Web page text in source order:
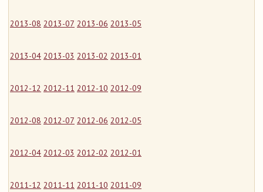
2013-08 2013-07 2013-06 2013-05
2013-04 2013-03 2013-02 2013-01
2012-12 2012-11 2012-10 2012-09
2012-08 2012-07 2012-06 2012-05
2012-04 2012-03 2012-02 2012-01
2011-12 2011-11 2011-10 2011-09